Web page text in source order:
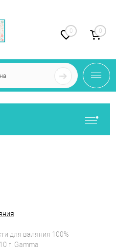
0 0
для валяния 100%
г. Gamma